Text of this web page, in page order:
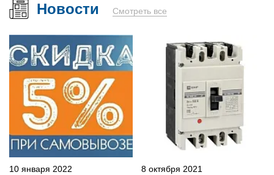
Новости Смотреть все
10 января 2022 8 октября 2021